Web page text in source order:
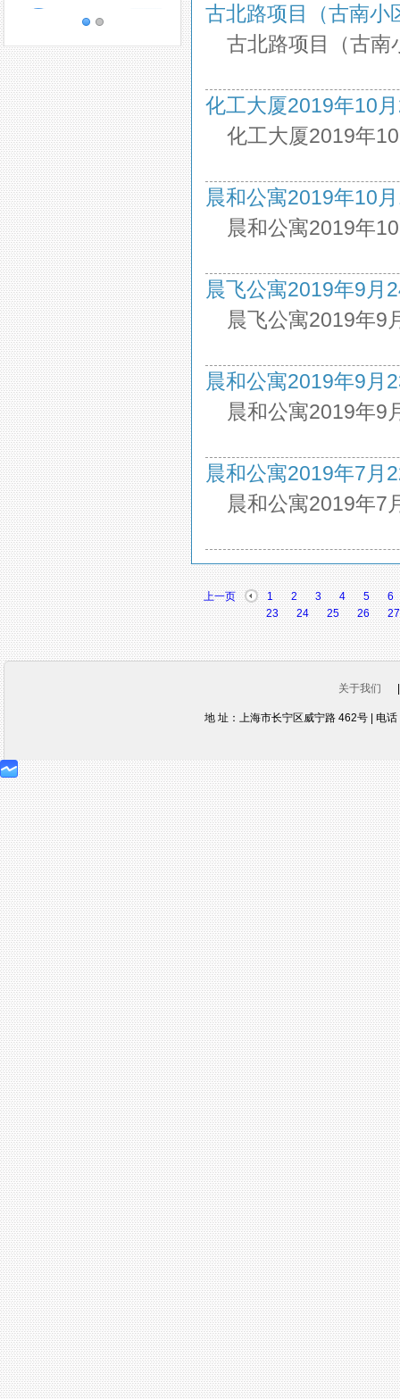
联系我们 视频播放 报纸新闻
OA系统 意见建议
古北路项目（古南小
古北路项目（古南
化工大厦2019年10
化工大厦2019年
晨和公寓2019年10
晨和公寓2019年
晨飞公寓2019年9月
晨飞公寓2019年9
晨和公寓2019年9月
晨和公寓2019年9
晨和公寓2019年7月
晨和公寓2019年7
上一页 1 2 3 4 5
6
23
24 25 26 27
关于我们
地 址：上海市长宁区威宁路 462号 | 电